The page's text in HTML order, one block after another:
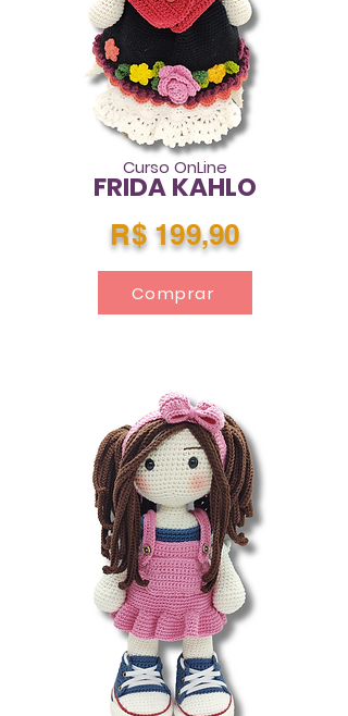
Curso OnLine
FRIDA KAHLO
R$ 199,90
Comprar